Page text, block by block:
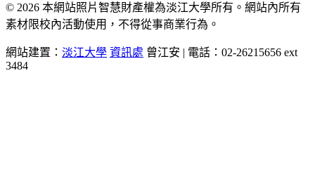
© 2026 本網站照片智慧財產權為淡江大學所有。網站內所有
素材限校內活動使用，不得從事商業行為。
網站建置： 淡江大學 資訊處 曾江安 | 電話：02-26215656 ext
3484